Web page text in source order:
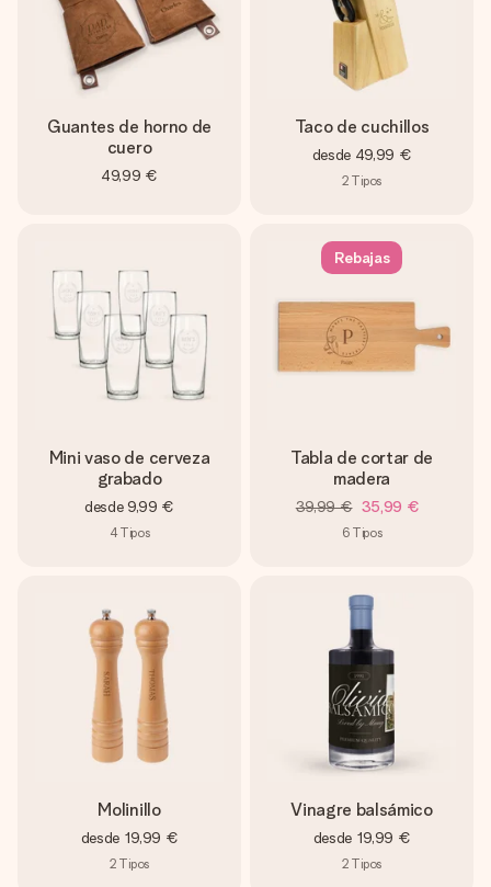
Guantes de horno de
cuero
49,99 €
Taco de cuchillos
desde 49,99 €
2 Tipos
Mini vaso de cerveza
grabado
desde 9,99 €
4Tipos
Rebajas
Tabla de cortar de
madera
39,99 € 35,99 €
6 Tipos
Molinillo
desde 19,99 €
2 Tipos
Vinagre balsámico
desde 19,99 €
2 Tipos